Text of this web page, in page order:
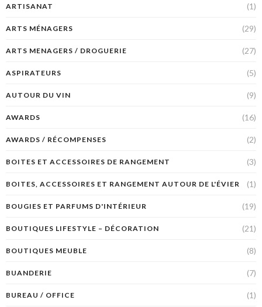
ARTISANAT (1)
ARTS MÉNAGERS (29)
ARTS MENAGERS / DROGUERIE (27)
ASPIRATEURS (5)
AUTOUR DU VIN (9)
AWARDS (16)
AWARDS / RÉCOMPENSES (2)
BOITES ET ACCESSOIRES DE RANGEMENT (3)
BOITES, ACCESSOIRES ET RANGEMENT AUTOUR DE L'ÉVIER (1)
BOUGIES ET PARFUMS D'INTÉRIEUR (19)
BOUTIQUES LIFESTYLE – DÉCORATION (21)
BOUTIQUES MEUBLE (8)
BUANDERIE (7)
BUREAU / OFFICE (1)